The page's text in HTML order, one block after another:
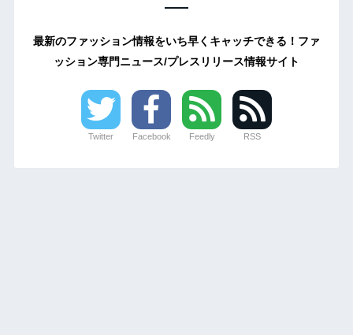
最新のファッション情報をいち早くキャッチできる！ファ
ッション専門ニュース/プレスリリース情報サイト
Twitter Facebook Feedly RSS